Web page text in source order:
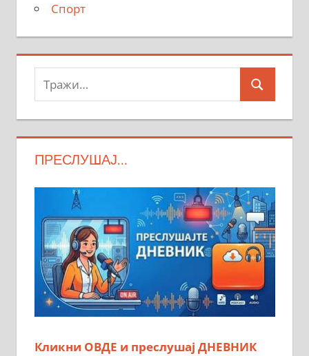
Спорт
Тражи:
Search
ПРЕСЛУШАЈ…
Кликни ОВДЕ и преслушај ДНЕВНИК